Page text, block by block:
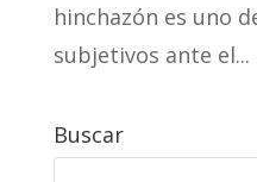
hinchazón es uno
subjetivos ante el...
Buscar